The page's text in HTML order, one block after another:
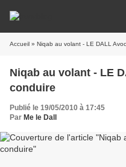
Accueil » Niqab au volant - LE DALL
Niqab au volant - LE
conduire
Publié le 19/05/2010 à 17:45
Par Me le Dall